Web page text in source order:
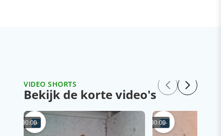
VIDEO SHORTS
Bekijk de korte video's
00:00 00:00